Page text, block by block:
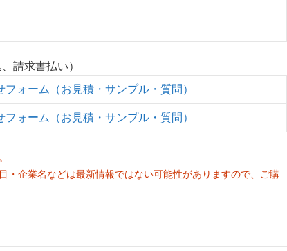
請求書払い）
フォーム（お見積・サンプル・質問）
フォーム（お見積・サンプル・質問）
企業名などは最新情報ではない可能性がありますので、ご購